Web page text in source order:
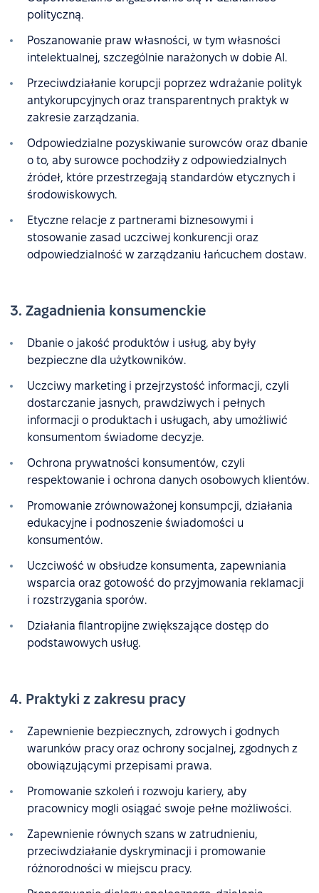
polityczną.
Poszanowanie praw własności, w tym własności
intelektualnej, szczególnie narażonych w dobie AI.
Przeciwdziałanie korupcji poprzez wdrażanie polityk
antykorupcyjnych oraz transparentnych praktyk w
zakresie zarządzania.
Odpowiedzialne pozyskiwanie surowców oraz dbanie
o to, aby surowce pochodziły z odpowiedzialnych
źródeł, które przestrzegają standardów etycznych i
środowiskowych.
Etyczne relacje z partnerami biznesowymi i
stosowanie zasad uczciwej konkurencji oraz
odpowiedzialność w zarządzaniu łańcuchem dostaw.
3. Zagadnienia konsumenckie
Dbanie o jakość produktów i usług, aby były
bezpieczne dla użytkowników.
Uczciwy marketing i przejrzystość informacji, czyli
dostarczanie jasnych, prawdziwych i pełnych
informacji o produktach i usługach, aby umożliwić
konsumentom świadome decyzje.
Ochrona prywatności konsumentów, czyli
respektowanie i ochrona danych osobowych klientów.
Promowanie zrównoważonej konsumpcji, działania
edukacyjne i podnoszenie świadomości u
konsumentów.
Uczciwość w obsłudze konsumenta, zapewniania
wsparcia oraz gotowość do przyjmowania reklamacji
i rozstrzygania sporów.
Działania filantropijne zwiększające dostęp do
podstawowych usług.
4. Praktyki z zakresu pracy
Zapewnienie bezpiecznych, zdrowych i godnych
warunków pracy oraz ochrony socjalnej, zgodnych z
obowiązującymi przepisami prawa.
Promowanie szkoleń i rozwoju kariery, aby
pracownicy mogli osiągać swoje pełne możliwości.
Zapewnienie równych szans w zatrudnieniu,
przeciwdziałanie dyskryminacji i promowanie
różnorodności w miejscu pracy.